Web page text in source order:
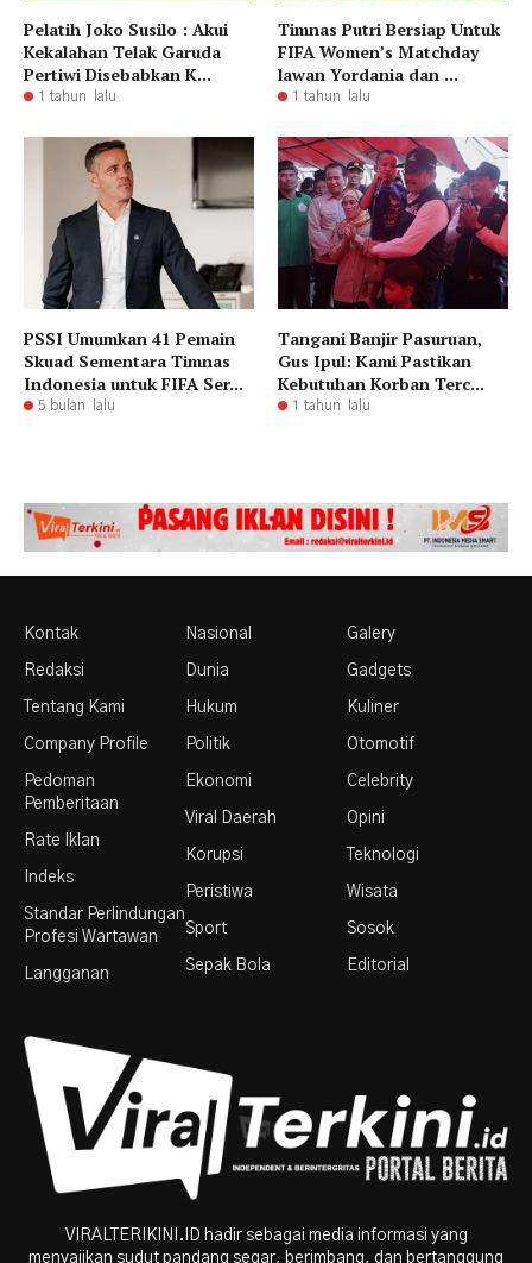
Pelatih Joko Susilo : Akui
Kekalahan Telak Garuda
Pertiwi Disebabkan K...
1 tahun lalu
Timnas Putri Bersiap Untuk
FIFA Women’s Matchday
lawan Yordania dan ...
1 tahun lalu
PSSI Umumkan 41 Pemain
Skuad Sementara Timnas
Indonesia untuk FIFA Ser...
5 bulan lalu
Tangani Banjir Pasuruan,
Gus Ipul: Kami Pastikan
Kebutuhan Korban Terc...
1 tahun lalu
Kontak
Redaksi
Tentang Kami
Company Profile
Pedoman
Pemberitaan
Rate Iklan
Indeks
Standar Perlindungan
Profesi Wartawan
Langganan
Nasional
Dunia
Hukum
Politik
Ekonomi
Viral Daerah
Korupsi
Peristiwa
Sport
Sepak Bola
Galery
Gadgets
Kuliner
Otomotif
Celebrity
Opini
Teknologi
Wisata
Sosok
Editorial
VIRALTERIKINI.ID hadir sebagai media informasi yang
menyajikan sudut pandang segar, berimbang, dan bertanggung